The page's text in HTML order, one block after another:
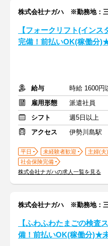
株式会社ナガハ ※勤務地：
【フォークリフト(イン
完備！前払いOK(稼働分
給与
時給 1600円
雇用形態
派遣社員
シフト
週5日以上
アクセス
伊勢川島駅
平日 未経験者歓迎 主婦(夫
社会保険完備
株式会社ナガハの求人一覧を見る
株式会社ナガハ ※勤務地：
【ふわふわたまごの検査
備！前払いOK(稼働分)★